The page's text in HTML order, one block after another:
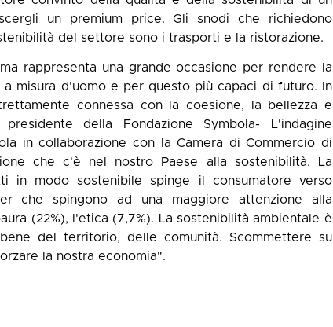
un premium price. Gli snodi che richiedono
del settore sono i trasporti e la ristorazione.
rappresenta una grande occasione per rendere la
misura d'uomo e per questo più capaci di futuro. In
connessa con la coesione, la bellezza e
presidente della Fondazione Symbola- L'indagine
in collaborazione con la Camera di Commercio di
che c'è nel nostro Paese alla sostenibilità. La
in modo sostenibile spinge il consumatore verso
che spingono ad una maggiore attenzione alla
(22%), l'etica (7,7%). La sostenibilità ambientale è
del territorio, delle comunità. Scommettere su
la nostra economia".